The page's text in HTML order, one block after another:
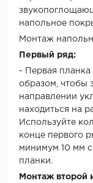
напольное
Монтаж
Первый ряд:
- Первая
образом, чтобы
направлении
находиться на
Используйте
конце первого
минимум 10 мм с
планки.
Монтаж второй